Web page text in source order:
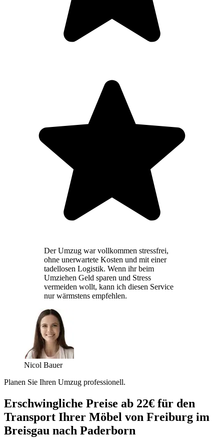
Der Umzug war vollkommen stressfrei,
ohne unerwartete Kosten und mit einer
tadellosen Logistik. Wenn ihr beim
Umziehen Geld sparen und Stress
vermeiden wollt, kann ich diesen Service
nur wärmstens empfehlen.
Nicol Bauer
Planen Sie Ihren Umzug professionell.
Erschwingliche Preise ab 22€ für den
Transport Ihrer Möbel von Freiburg im
Breisgau nach Paderborn